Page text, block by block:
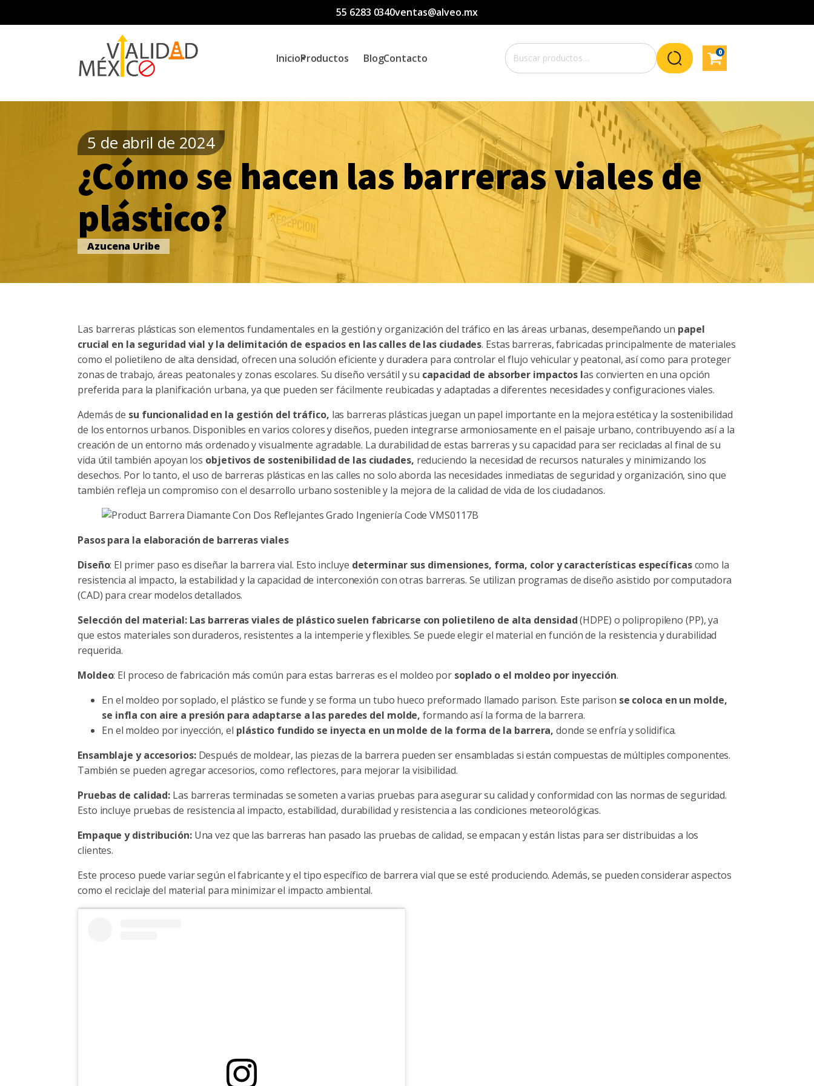
55 6283 0340ventas@alveo.mx
InicioProductos BlogContacto
Buscar
por:
0
5 de abril de 2024
¿Cómo se hacen las barreras viales de
plástico?
Azucena Uribe
Las barreras plásticas son elementos fundamentales en la gestión y organización del tráfico en las áreas urbanas, desempeñando un papel
crucial en la seguridad vial y la delimitación de espacios en las calles de las ciudades. Estas barreras, fabricadas principalmente de materiales
como el polietileno de alta densidad, ofrecen una solución eficiente y duradera para controlar el flujo vehicular y peatonal, así como para proteger
zonas de trabajo, áreas peatonales y zonas escolares. Su diseño versátil y su capacidad de absorber impactos las convierten en una opción
preferida para la planificación urbana, ya que pueden ser fácilmente reubicadas y adaptadas a diferentes necesidades y configuraciones viales.
Además de su funcionalidad en la gestión del tráfico, las barreras plásticas juegan un papel importante en la mejora estética y la sostenibilidad
de los entornos urbanos. Disponibles en varios colores y diseños, pueden integrarse armoniosamente en el paisaje urbano, contribuyendo así a la
creación de un entorno más ordenado y visualmente agradable. La durabilidad de estas barreras y su capacidad para ser recicladas al final de su
vida útil también apoyan los objetivos de sostenibilidad de las ciudades, reduciendo la necesidad de recursos naturales y minimizando los
desechos. Por lo tanto, el uso de barreras plásticas en las calles no solo aborda las necesidades inmediatas de seguridad y organización, sino que
también refleja un compromiso con el desarrollo urbano sostenible y la mejora de la calidad de vida de los ciudadanos.
Pasos para la elaboración de barreras viales
Diseño: El primer paso es diseñar la barrera vial. Esto incluye determinar sus dimensiones, forma, color y características específicascomo la
resistencia al impacto, la estabilidad y la capacidad de interconexión con otras barreras. Se utilizan programas de diseño asistido por computadora
(CAD) para crear modelos detallados.
Selección del material: Las barreras viales de plástico suelen fabricarse con polietileno de alta densidad(HDPE) o polipropileno (PP), ya
que estos materiales son duraderos, resistentes a la intemperie y flexibles. Se puede elegir el material en función de la resistencia y durabilidad
requerida.
Moldeo: El proceso de fabricación más común para estas barreras es el moldeo por soplado o el moldeo por inyección.
En el moldeo por soplado, el plástico se funde y se forma un tubo hueco preformado llamado parison. Este parison se coloca en un molde,
se infla con aire a presión para adaptarse a las paredes del molde, formando así la forma de la barrera.
En el moldeo por inyección, el plástico fundido se inyecta en un molde de la forma de la barrera,donde se enfría y solidifica.
Ensamblaje y accesorios: Después de moldear, las piezas de la barrera pueden ser ensambladas si están compuestas de múltiples componentes.
También se pueden agregar accesorios, como reflectores, para mejorar la visibilidad.
Pruebas de calidad: Las barreras terminadas se someten a varias pruebas para asegurar su calidad y conformidad con las normas de seguridad.
Esto incluye pruebas de resistencia al impacto, estabilidad, durabilidad y resistencia a las condiciones meteorológicas.
Empaque y distribución: Una vez que las barreras han pasado las pruebas de calidad, se empacan y están listas para ser distribuidas a los
clientes.
Este proceso puede variar según el fabricante y el tipo específico de barrera vial que se esté produciendo. Además, se pueden considerar aspectos
como el reciclaje del material para minimizar el impacto ambiental.